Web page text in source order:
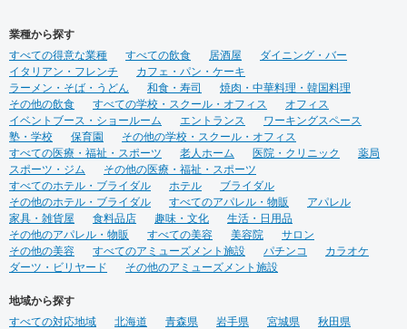
業種から探す
すべての得意な業種
すべての飲食 居酒屋
ダイニング・バー
イタリアン・フレンチ
カフェ・パン・ケーキ
ラーメン・そば・うどん
和食・寿司
焼肉・中華料理・韓国料理
その他の飲食
すべての学校・スクール・オフィス
オフィス
イベントブース・ショールーム
エントランス
ワーキングスペース
塾・学校
保育園
その他の学校・スクール・オフィス
すべての医療・福祉・スポーツ
老人ホーム 医院・クリニック
薬局
スポーツ・ジム
その他の医療・福祉・スポーツ
すべてのホテル・ブライダル
ホテル
ブライダル
その他のホテル・ブライダル
すべてのアパレル・物販
アパレル
家具・雑貨屋
食料品店 趣味・文化
生活・日用品
その他のアパレル・物販
すべての美容 美容院
サロン
その他の美容
すべてのアミューズメント施設 パチンコ
カラオケ
ダーツ・ビリヤード
その他のアミューズメント施設
地域から探す
すべての対応地域
北海道 青森県 岩手県 宮城県
秋田県